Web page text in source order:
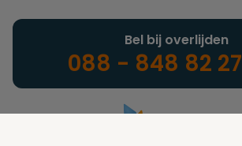
Bel bij overlijden
088 - 848 82 27